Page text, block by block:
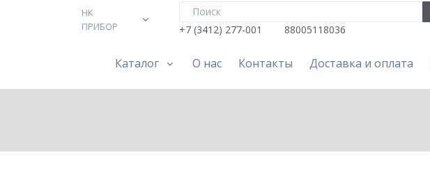
НК
ПРИБОР
+7 (3412) 277-001
88005118036
Каталог
О нас Контакты Доставка и оплата